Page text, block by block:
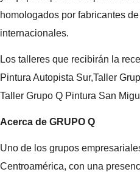
homologados por fabricantes
internacionales.
Los talleres que recibirán la
Pintura Autopista Sur,Taller
Taller Grupo Q Pintura San
Acerca de GRUPO Q
Uno de los grupos
Centroamérica, con una